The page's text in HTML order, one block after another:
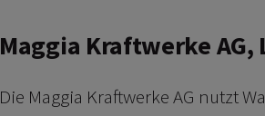
Maggia Kraftwerke AG,
Die Maggia Kraftwerke AG nutzt